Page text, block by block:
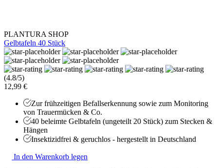
PLANTURA SHOP
Gelbtafeln 40 Stück
(4.8/5)
12,99 €
Zur frühzeitigen Befallserkennung sowie zum Monitoring
von Trauermücken & Co.
40 beleimte Gelbtafeln (ungeteilt 20 Stück) zum Stecken &
Hängen
Insektizidfrei & geruchlos - hergestellt in Deutschland
In den Warenkorb legen